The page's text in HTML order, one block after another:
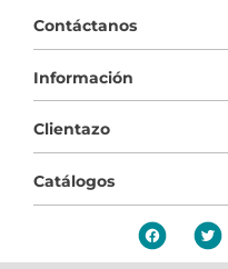
Contáctanos
Información
Clientazo
Catálogos